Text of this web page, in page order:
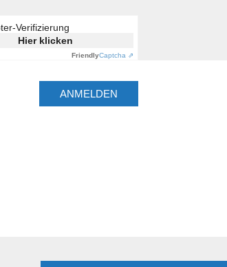
Verifizierung
Hier klicken
FriendlyCaptcha ⇗